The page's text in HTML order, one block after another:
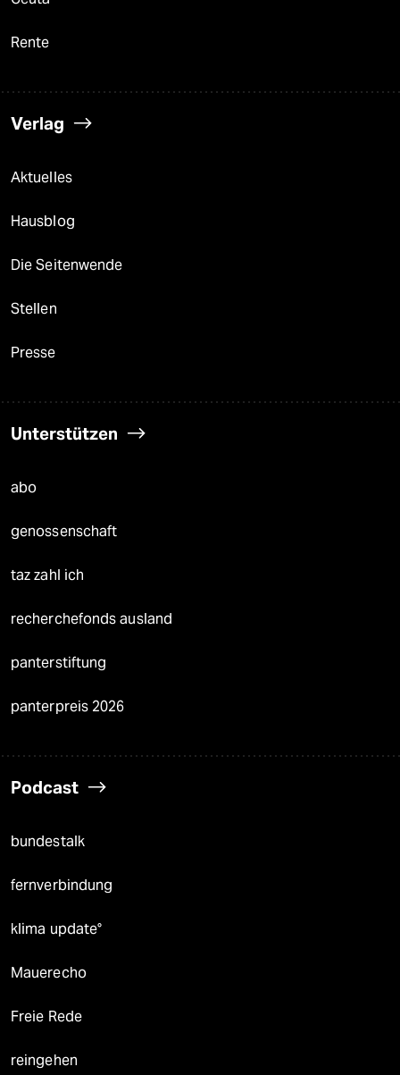
Rente
Verlag
Aktuelles
Hausblog
Die Seitenwende
Stellen
Presse
Unterstützen
abo
genossenschaft
taz zahl ich
recherchefonds ausland
panterstiftung
panterpreis 2026
Podcast
bundestalk
fernverbindung
klima update°
Mauerecho
Freie Rede
reingehen